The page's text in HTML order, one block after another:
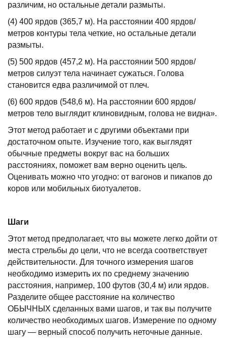
различим, но остальные детали размыты.
(4) 400 ярдов (365,7 м). На расстоянии 400 ярдов/
метров контуры тела четкие, но остальные детали
размыты.
(5) 500 ярдов (457,2 м). На расстоянии 500 ярдов/
метров силуэт тела начинает сужаться. Голова
становится едва различимой от плеч.
(6) 600 ярдов (548,6 м). На расстоянии 600 ярдов/
метров тело выглядит клиновидным, голова не видна».
Этот метод работает и с другими объектами при
достаточном опыте. Изучение того, как выглядят
обычные предметы вокруг вас на больших
расстояниях, поможет вам верно оценить цель.
Оценивать можно что угодно: от вагонов и пикапов до
коров или мобильных биотуалетов.
Шаги
Этот метод предполагает, что вы можете легко дойти от
места стрельбы до цели, что не всегда соответствует
действительности. Для точного измерения шагов
необходимо измерить их по среднему значению
расстояния, например, 100 футов (30,4 м) или ярдов.
Разделите общее расстояние на количество
ОБЫЧНЫХ сделанных вами шагов, и так вы получите
количество необходимых шагов. Измерение по одному
шагу — верный способ получить неточные данные.